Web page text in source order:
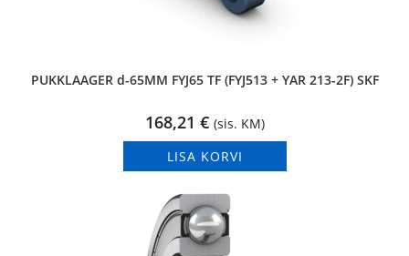
PUKKLAAGER d-65MM FYJ65 TF (FYJ513 + YAR 213-2F) SKF
168,21 € (sis. KM)
LISA KORVI